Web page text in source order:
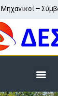
| Μηχανικοί –